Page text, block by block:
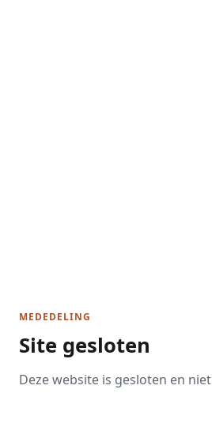
MEDEDELING
Site gesloten
Deze website is gesloten en